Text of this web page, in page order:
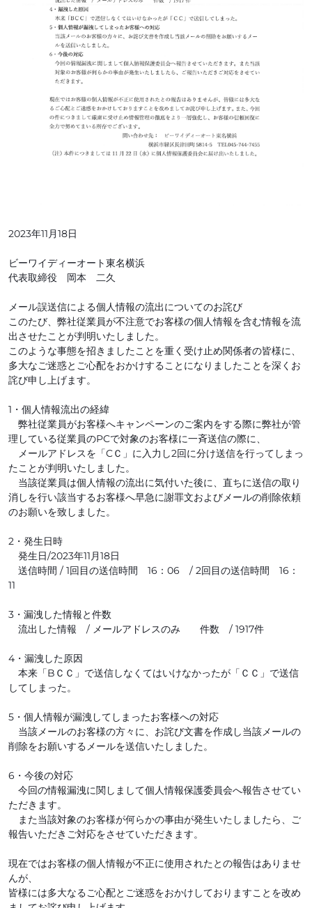
2023年11月18日
ビーワイディーオート東名横浜
代表取締役 岡本 二久
メール誤送信による個人情報の流出についてのお詫び
このたび、弊社従業員が不注意でお客様の個人情報を含む情報を流
出させたことが判明いたしました。
このような事態を招きましたことを重く受け止め関係者の皆様に、
多大なご迷惑とご心配をおかけすることになりましたことを深くお
詫び申し上げます。
1・個人情報流出の経緯
弊社従業員がお客様へキャンペーンのご案内をする際に弊社が管
理している従業員のPCで対象のお客様に一斉送信の際に、
メールアドレスを「CＣ」に入力し2回に分け送信を行ってしまっ
たことが判明いたしました。
当該従業員は個人情報の流出に気付いた後に、直ちに送信の取り
消しを行い該当するお客様へ早急に謝罪文およびメールの削除依頼
のお願いを致しました。
2・発生日時
発生日/2023年11月18日
送信時間 / 1回目の送信時間 16：06 / 2回目の送信時間 16：
11
3・漏洩した情報と件数
流出した情報 / メールアドレスのみ 件数 / 1917件
4・漏洩した原因
本来「BＣＣ」で送信しなくてはいけなかったが「ＣＣ」で送信
してしまった。
5・個人情報が漏洩してしまったお客様への対応
当該メールのお客様の方々に、お詫び文書を作成し当該メールの
削除をお願いするメールを送信いたしました。
6・今後の対応
今回の情報漏洩に関しまして個人情報保護委員会へ報告させてい
ただきます。
また当該対象のお客様が何らかの事由が発生いたしましたら、ご
報告いただきご対応をさせていただきます。
現在ではお客様の個人情報が不正に使用されたとの報告はありませ
んが、
皆様には多大なるご心配とご迷惑をおかけしておりますことを改め